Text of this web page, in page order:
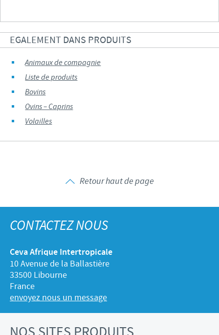
EGALEMENT DANS PRODUITS
Animaux de compagnie
Liste de produits
Bovins
Ovins – Caprins
Volailles
Retour haut de page
CONTACTEZ NOUS
Ceva Afrique Intertropicale
10 Avenue de la Ballastière
33500 Libourne
France
envoyez nous un message